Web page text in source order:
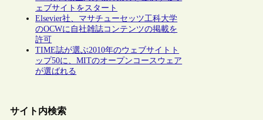
ェブサイトをスタート
Elsevier社、マサチューセッツ工科大学
のOCWに自社雑誌コンテンツの掲載を
許可
TIME誌が選ぶ2010年のウェブサイトト
ップ50に、MITのオープンコースウェア
が選ばれる
サイト内検索